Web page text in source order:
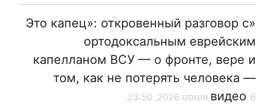
«Это капец»: откровенный разговор с
ортодоксальным еврейским
капелланом ВСУ — о фронте, вере и
том, как не потерять человека —
видео 6 אוגוסט 2026, 23:50,